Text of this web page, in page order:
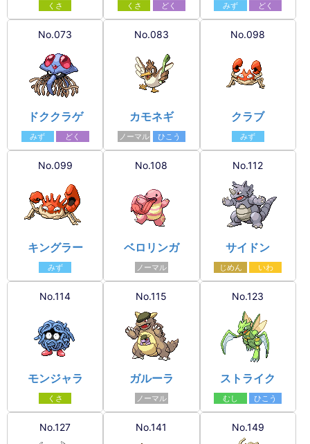
くさ くさ どく みず どく
No.073
ドククラゲ
みず どく
No.083
カモネギ
ノーマル ひこう
No.098
クラブ
みず
No.099
キングラー
みず
No.108
ベロリンガ
ノーマル
No.112
サイドン
じめん いわ
No.114
モンジャラ
くさ
No.115
ガルーラ
ノーマル
No.123
ストライク
むし ひこう
No.127 No.141 No.149